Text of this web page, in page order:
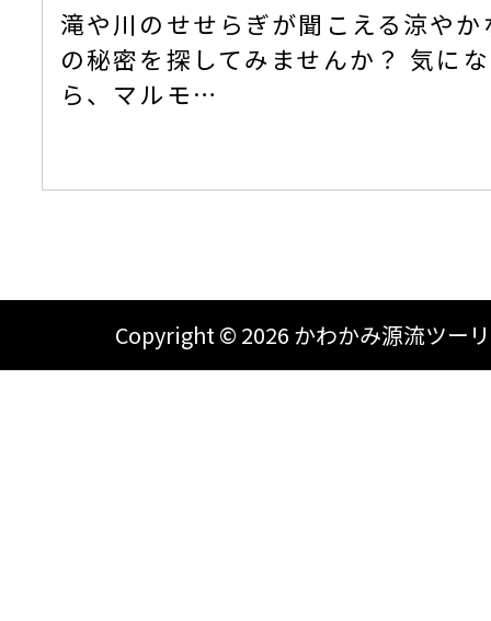
滝や川のせせらぎが聞こえる涼や
の秘密を探してみませんか？ 気に
ら、マルモ…
Copyright © 2026 かわかみ源流ツー